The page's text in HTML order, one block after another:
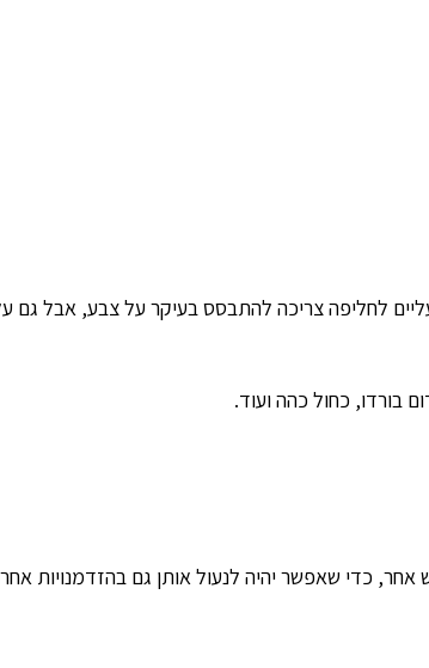
לחליפה צריכה להתבסס בעיקר על צבע, אבל גם
בורדו, כחול כהה ועוד.
כדי שאפשר יהיה לנעול אותן גם בהזדמנויות